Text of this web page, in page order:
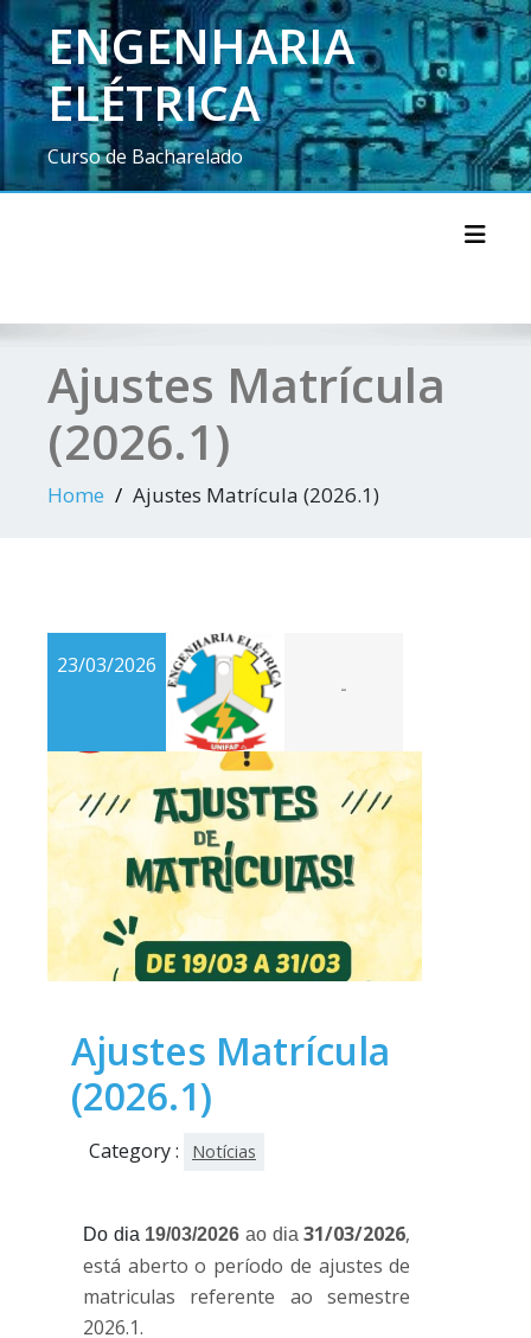
ENGENHARIA
ELÉTRICA
Curso de Bacharelado
Ajustes Matrícula
(2026.1)
Home Ajustes Matrícula (2026.1)
23/03/2026
-
Ajustes Matrícula
(2026.1)
Category : Notícias
Do dia 19/03/2026 ao dia31/03/2026,
está aberto o período de ajustes de
matriculas referente ao semestre
2026.1.